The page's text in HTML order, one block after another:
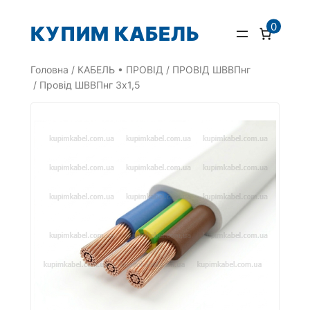
КУПИМ КАБЕЛЬ 0
Головна / КАБЕЛЬ • ПРОВІД / ПРОВІД ШВВПнг
/ Провід ШВВПнг 3х1,5